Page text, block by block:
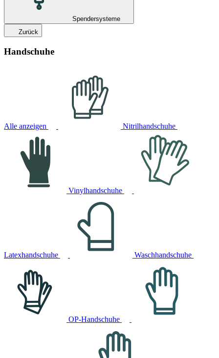
Spendersysteme
Zurück
Handschuhe
Alle anzeigen Nitrilhandschuhe
Vinylhandschuhe
Latexhandschuhe Waschhandschuhe
OP-Handschuhe